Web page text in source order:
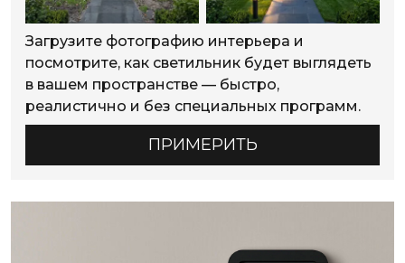
Загрузите фотографию интерьера и
посмотрите, как светильник будет выглядеть
в вашем пространстве — быстро,
реалистично и без специальных программ.
ПРИМЕРИТЬ